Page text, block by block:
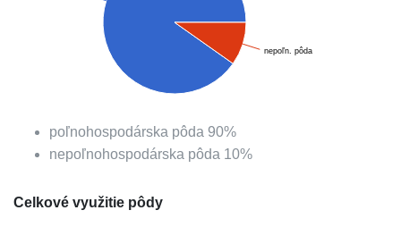
nepoľn. pôda
poľnohospodárska pôda 90%
nepoľnohospodárska pôda 10%
Celkové využitie pôdy